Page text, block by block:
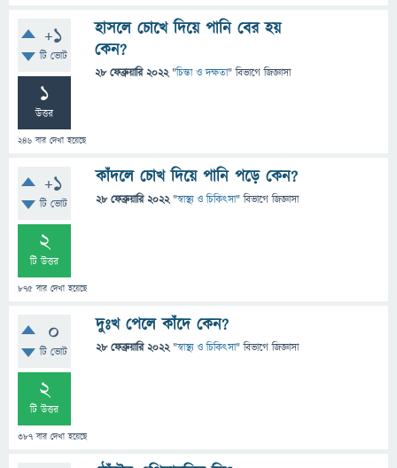
+1
টি ভোট
1
উত্তর
246 বার দেখা হয়েছে
হাসলে চোখে দিয়ে পানি বের হয়
কেন?
28 ফেব্রুয়ারি 2022 "চিন্তা ও দক্ষতা" বিভাগে জিজ্ঞাসা
+1
টি ভোট
2
টি উত্তর
875 বার দেখা হয়েছে
কাঁদলে চোখ দিয়ে পানি পড়ে কেন?
28 ফেব্রুয়ারি 2022 "স্বাস্থ্য ও চিকিৎসা" বিভাগে জিজ্ঞাসা
0
টি ভোট
2
টি উত্তর
387 বার দেখা হয়েছে
দুঃখ পেলে কাঁদে কেন?
28 ফেব্রুয়ারি 2022 "স্বাস্থ্য ও চিকিৎসা" বিভাগে জিজ্ঞাসা